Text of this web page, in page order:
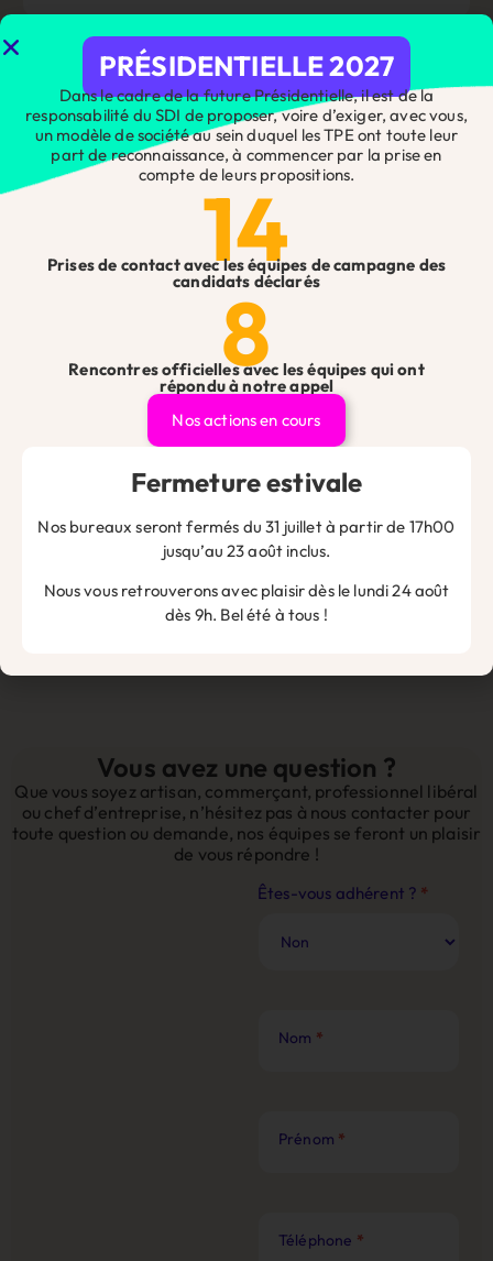
Site web
Enregistrer mon nom, mon e-mail et mon site dans le
navigateur pour mon prochain commentaire.
Suivez-nous sur les réseaux 👇
d’entreprise !
en nous suivant sur les réseaux sociaux.
Vous avez une question ?
Que vous soyez artisan, commerçant, professionnel libéral
ou chef d’entreprise, n’hésitez pas à nous contacter pour
toute question ou demande, nos équipes se feront un plaisir
de vous répondre !
Contact
Web
Êtes-vous adhérent ? *
Nom *
Prénom *
Téléphone *
PRÉSIDENTIELLE 2027
Dans le cadre de la future Présidentielle, il est de la
responsabilité du SDI de proposer, voire d’exiger, avec vous,
un modèle de société au sein duquel les TPE ont toute leur
part de reconnaissance, à commencer par la prise en
compte de leurs propositions.
14
Prises de contact avec les équipes de campagne des
candidats déclarés
8
Rencontres officielles avec les équipes qui ont
répondu à notre appel
Nos actions en cours
Fermeture estivale
Nos bureaux seront fermés du 31 juillet à partir de 17h00
jusqu’au 23 août inclus.
Nous vous retrouverons avec plaisir dès le lundi 24 août
dès 9h. Bel été à tous !